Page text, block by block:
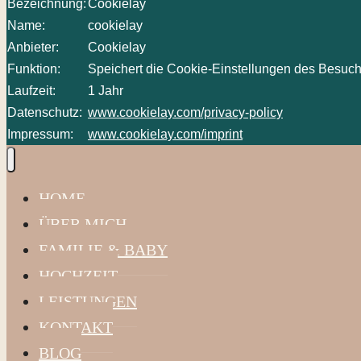
Bezeichnung:Cookielay
Name:
cookielay
Anbieter:
Cookielay
Funktion:
Speichert die Cookie-Einstellungen des
Laufzeit:
1 Jahr
Datenschutz: www.cookielay.com/privacy-policy
Impressum:
www.cookielay.com/imprint
HOME
ÜBER MICH
FAMILIE & BABY
HOCHZEIT
LEISTUNGEN
KONTAKT
BLOG